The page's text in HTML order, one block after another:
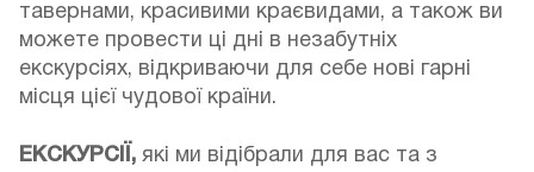
тавернами, красивими краєвидами, а також ви
можете провести ці дні в незабутніх
екскурсіях, відкриваючи для себе нові гарні
місця цієї чудової країни.
ЕКСКУРСІЇ, які ми відібрали для вас та з